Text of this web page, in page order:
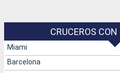
CRUCEROS
Miami
Barcelona